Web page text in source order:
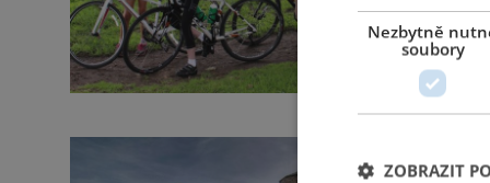
Nezbytně
soubory
ZOBRAZIT